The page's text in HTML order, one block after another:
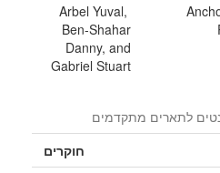
Arbel Yuval,
Ben-Shahar
Danny, and
Gabriel Stuart
לתארים מתקדמים
חוקרים